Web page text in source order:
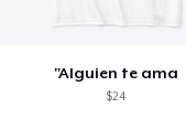
"Alguien te ama
$24